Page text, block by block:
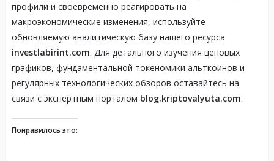
профили и своевременно реагировать на
макроэкономические изменения, используйте
обновляемую аналитическую базу нашего ресурса
investlabirint.com. Для детального изучения ценовых
графиков, фундаментальной токеномики альткоинов и
регулярных технологических обзоров оставайтесь на
связи с экспертным порталом blog.kriptovalyuta.com.
Понравилось это: